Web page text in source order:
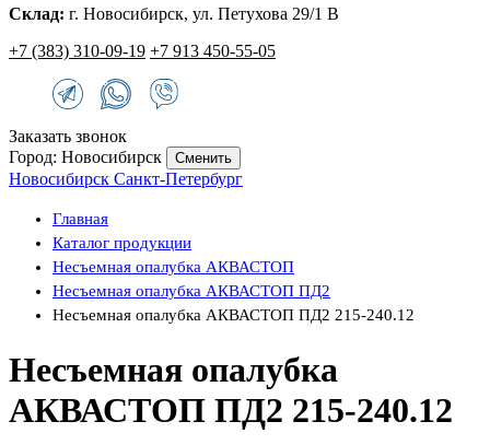
Склад: г. Новосибирск, ул. Петухова 29/1 В
+7 (383) 310-09-19 +7 913 450-55-05
Заказать звонок
Город: Новосибирск
Сменить
Новосибирск Санкт-Петербург
Главная
Каталог продукции
Несъемная опалубка АКВАСТОП
Несъемная опалубка АКВАСТОП ПД2
Несъемная опалубка АКВАСТОП ПД2 215-240.12
Несъемная опалубка
АКВАСТОП ПД2 215-240.12